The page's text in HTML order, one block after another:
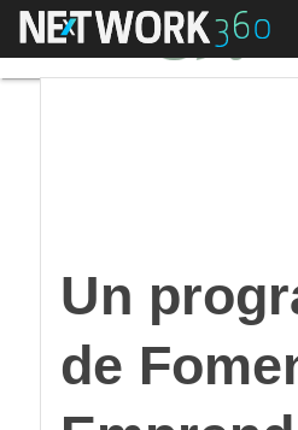
Menú
Un
de